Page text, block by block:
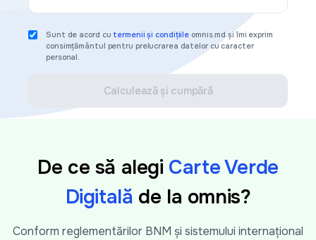
Sunt de acord cu termenii și condițiile omnis.md și îmi exprim
consimțământul pentru prelucrarea datelor cu caracter
personal.
Calculează și cumpără
De ce să alegi Carte Verde
Digitală de la omnis?
Conform reglementărilor BNM și sistemului internațional